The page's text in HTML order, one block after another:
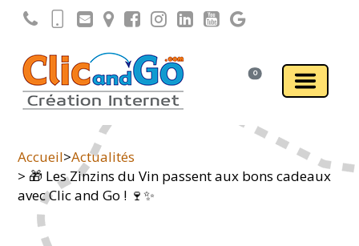
0
Accueil>Actualités
> 🎁 Les Zinzins du Vin passent aux bons cadeaux
avec Clic and Go ! 🍷✨